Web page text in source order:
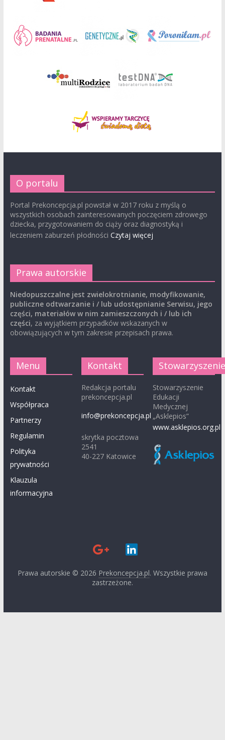
O portalu
Portal Prekoncepcja.pl powstał w 2017 roku z myślą o
wszystkich osobach zainteresowanych poczęciem zdrowego
dziecka, przygotowaniem do ciąży oraz diagnostyką i
leczeniem zaburzeń płodności Czytaj więcej
Prawa autorskie
Niedopuszczalne jest zwielokrotnianie, modyfikowanie,
publiczne odtwarzanie i / lub udostępnianie Serwisu, jego
części, materiałów w nim zamieszczonych i / lub ich
części, za wyjątkiem przypadków wskazanych w
obowiązujących w tym zakresie przepisach prawa.
Menu
Kontakt
Współpraca
Partnerzy
Regulamin
Polityka
prywatności
Klauzula
informacyjna
Kontakt
Redakcja portalu
prekoncepcja.pl
info@prekoncepcja.pl
skrytka pocztowa
2541
40-227 Katowice
Stowarzyszenie
Edukacji
Medycznej
„Asklepios”
www.asklepios.org.pl
Prawa autorskie © 2026 Prekoncepcja.pl. Wszystkie prawa
zastrzeżone.